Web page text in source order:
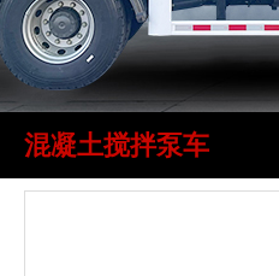
混凝土搅拌泵车